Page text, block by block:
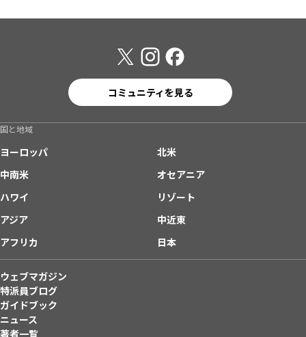
コミュニティを見る
国と地域
ヨーロッパ
北米
中南米
オセアニア
ハワイ
リゾート
アジア
中近東
アフリカ
日本
ウェブマガジン
特派員ブログ
ガイドブック
ニュース
著者一覧